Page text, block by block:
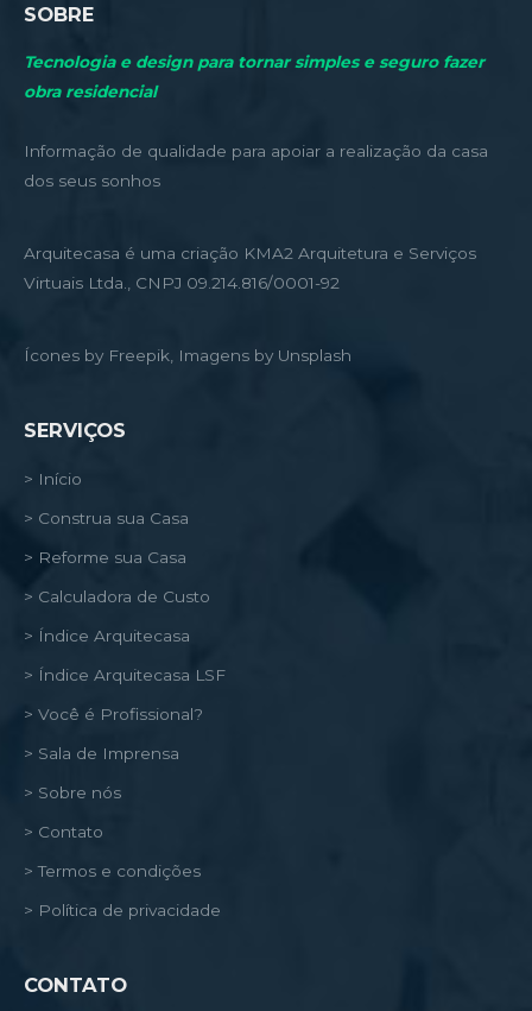
SOBRE
Tecnologia e design para tornar simples e seguro fazer
obra residencial
Informação de qualidade para apoiar a realização da casa
dos seus sonhos
Arquitecasa é uma criação KMA2 Arquitetura e Serviços
Virtuais Ltda., CNPJ 09.214.816/0001-92
Ícones by Freepik, Imagens by Unsplash
SERVIÇOS
> Início
> Construa sua Casa
> Reforme sua Casa
> Calculadora de Custo
> Índice Arquitecasa
> Índice Arquitecasa LSF
> Você é Profissional?
> Sala de Imprensa
> Sobre nós
> Contato
> Termos e condições
> Política de privacidade
CONTATO